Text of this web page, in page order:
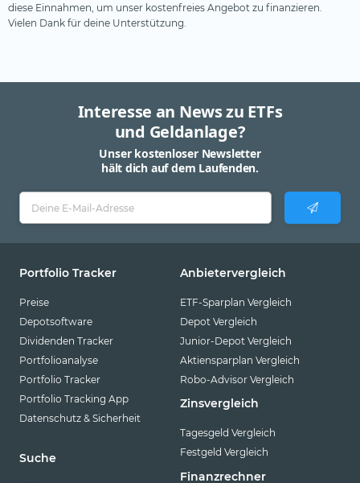
diese Einnahmen, um unser kostenfreies Angebot zu finanzieren.
Vielen Dank für deine Unterstützung.
Interesse an News zu ETFs
und Geldanlage?
Unser kostenloser Newsletter
hält dich auf dem Laufenden.
Portfolio Tracker
Preise
Depotsoftware
Dividenden Tracker
Portfolioanalyse
Portfolio Tracker
Portfolio Tracking App
Datenschutz & Sicherheit
Suche
Anbietervergleich
ETF-Sparplan Vergleich
Depot Vergleich
Junior-Depot Vergleich
Aktiensparplan Vergleich
Robo-Advisor Vergleich
Zinsvergleich
Tagesgeld Vergleich
Festgeld Vergleich
Finanzrechner